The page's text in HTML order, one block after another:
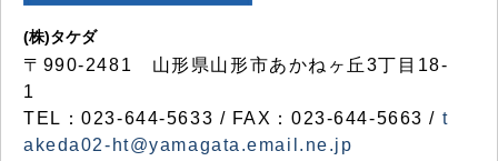
(株)タケダ
〒990-2481 山形県山形市あかねヶ丘3丁目18-
1
TEL：023-644-5633 / FAX：023-644-5663 / t
akeda02-ht@yamagata.email.ne.jp